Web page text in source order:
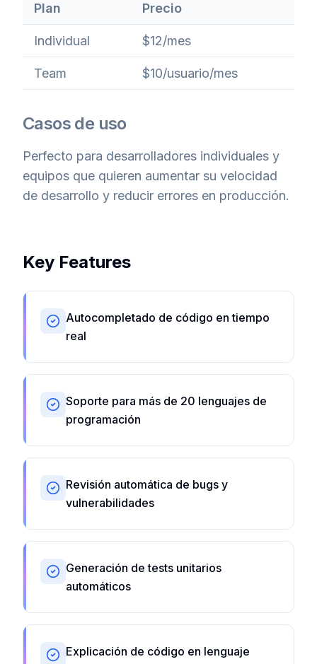
Plan Precio
Individual $12/mes
Team $10/usuario/mes
Casos de uso
Perfecto para desarrolladores individuales y
equipos que quieren aumentar su velocidad
de desarrollo y reducir errores en producción.
Key Features
Autocompletado de código en tiempo
real
Soporte para más de 20 lenguajes de
programación
Revisión automática de bugs y
vulnerabilidades
Generación de tests unitarios
automáticos
Explicación de código en lenguaje